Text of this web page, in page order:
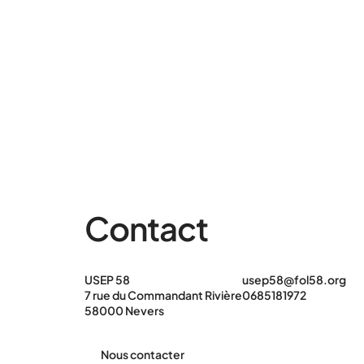
Contact
USEP 58
7 rue du Commandant Rivière
58000 Nevers
usep58@fol58.org
0685181972
Nous contacter